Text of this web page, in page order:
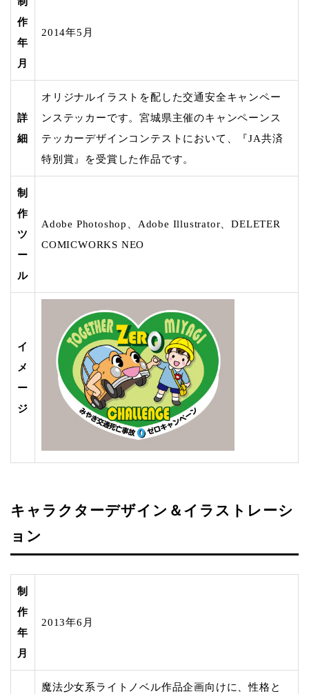
作
年
月
2014年5月
詳
細
オリジナルイラストを配した交通安全キャンペー
ンステッカーです。宮城県主催のキャンペーンス
テッカーデザインコンテストにおいて、『JA共済
特別賞』を受賞した作品です。
制
作
ツ
ー
ル
Adobe Photoshop、Adobe Illustrator、DELETER
COMICWORKS NEO
イ
メ
ー
ジ
キャラクターデザイン＆イラストレーシ
ョン
制
作
年
月
2013年6月
魔法少女系ライトノベル作品企画向けに、性格と